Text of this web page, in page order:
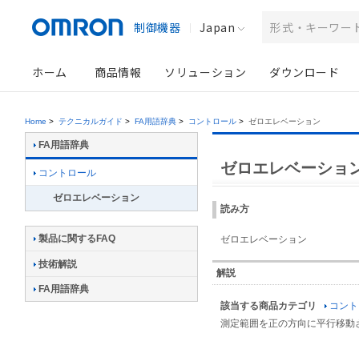
制御機器 Japan
ホーム 商品情報 ソリューション ダウンロード
Home > テクニカルガイド > FA用語辞典 > コントロール > ゼロエレベーション
ゼロエレベーショ
読み方
ゼロエレベーション
解説
該当する商品カテゴリ
コン
測定範囲を正の方向に平行移動
FA用語辞典
コントロール
ゼロエレベーション
製品に関するFAQ
技術解説
FA用語辞典